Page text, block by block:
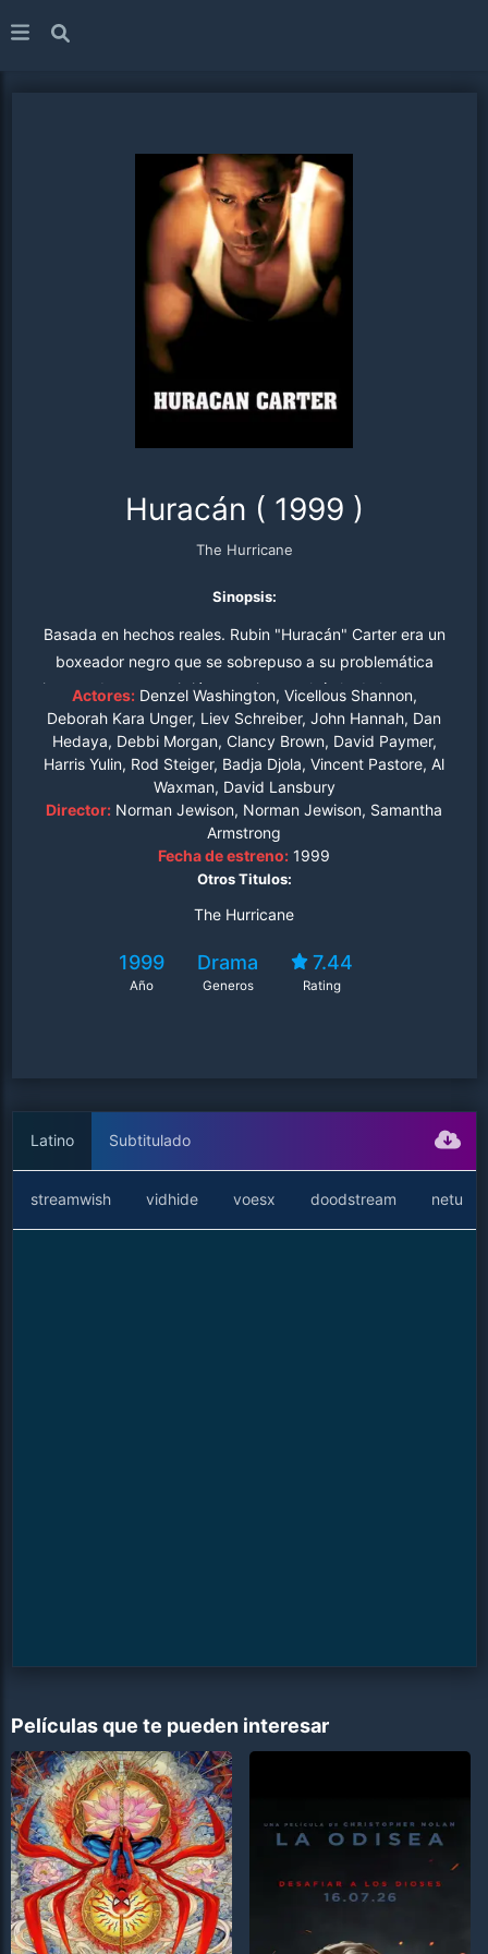
Huracán ( 1999 )
The Hurricane
Sinopsis:
Basada en hechos reales. Rubin "Huracán" Carter era un
boxeador negro que se sobrepuso a su problemática
juventud y se convirtió en aspirante al título de los pesos
medios. Sin embargo, sus sueños se vinieron abajo
cuando, en junio de 1966, fue injustamente acusado de
un triple asesinato ocurrido en un bar de Nueva Jersey.
Condenado en un juicio lleno de errores, Carter fue
condenado a tres cadenas perpetuas.
Actores: Denzel Washington, Vicellous Shannon,
Deborah Kara Unger, Liev Schreiber, John Hannah, Dan
Hedaya, Debbi Morgan, Clancy Brown, David Paymer,
Harris Yulin, Rod Steiger, Badja Djola, Vincent Pastore, Al
Waxman, David Lansbury
Director: Norman Jewison, Norman Jewison, Samantha
Armstrong
Fecha de estreno: 1999
Otros Titulos:
The Hurricane
1999
Año
Drama
Generos
7.44
Rating
Latino Subtitulado
streamwish vidhide voesx doodstream netu
Películas que te pueden interesar